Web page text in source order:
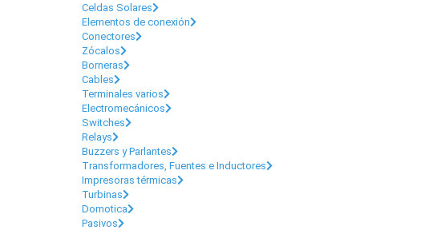
Celdas Solares
Elementos de conexión
Conectores
Zócalos
Borneras
Cables
Terminales varios
Electromecánicos
Switches
Relays
Buzzers y Parlantes
Transformadores, Fuentes e Inductores
Impresoras térmicas
Turbinas
Domotica
Pasivos